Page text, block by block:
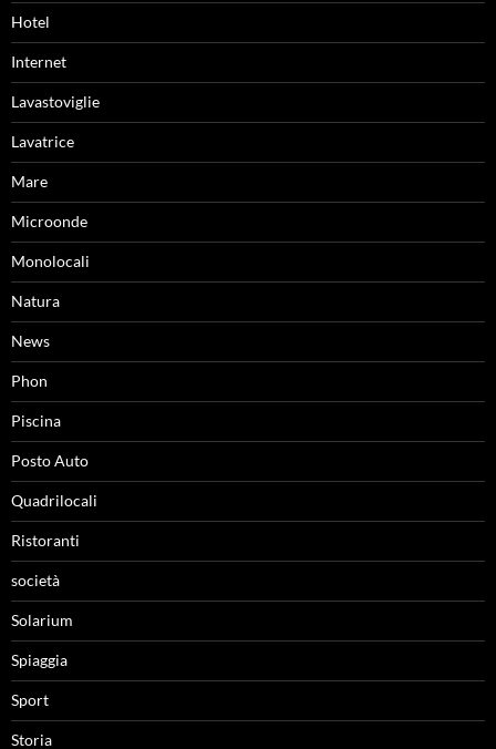
Hotel
Internet
Lavastoviglie
Lavatrice
Mare
Microonde
Monolocali
Natura
News
Phon
Piscina
Posto Auto
Quadrilocali
Ristoranti
società
Solarium
Spiaggia
Sport
Storia